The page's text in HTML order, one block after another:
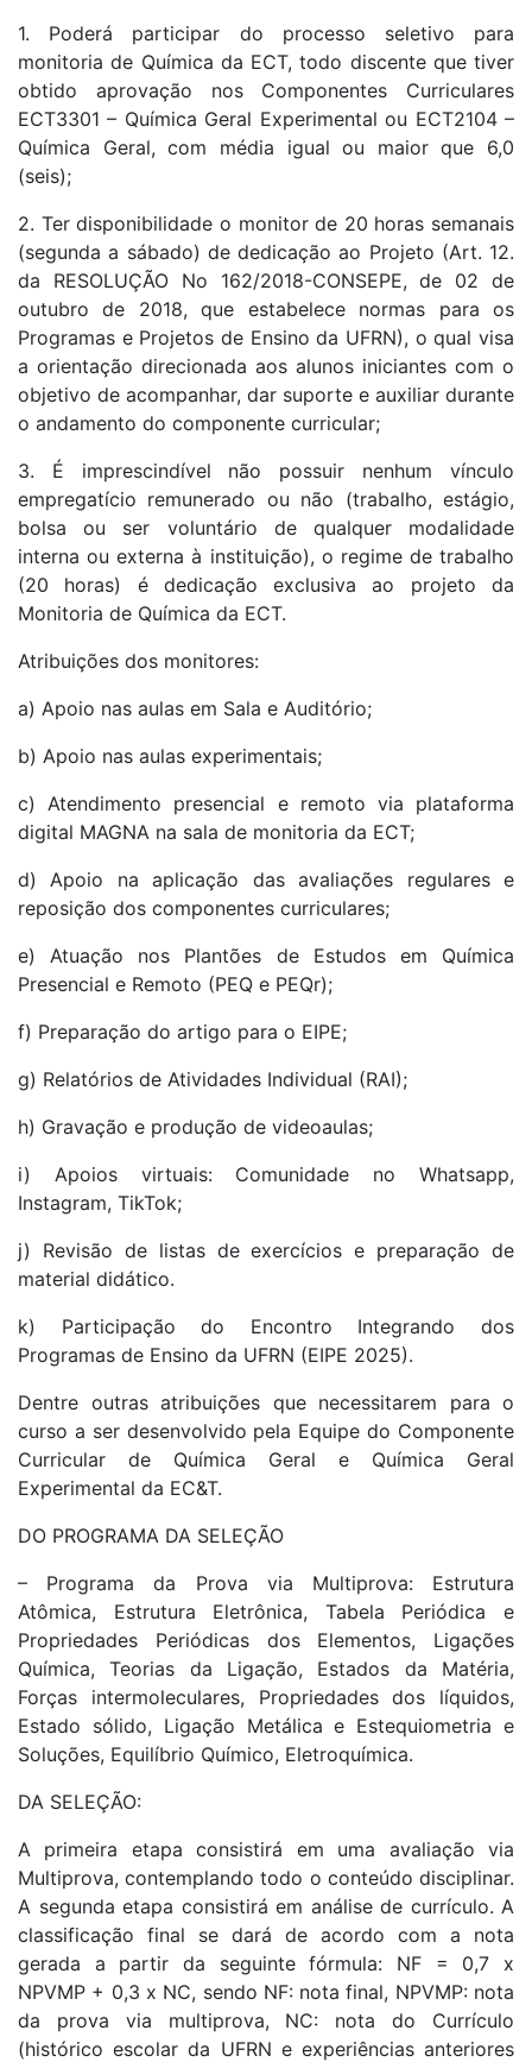
1. Poderá participar do processo seletivo para
monitoria de Química da ECT, todo discente que tiver
obtido aprovação nos Componentes Curriculares
ECT3301 – Química Geral Experimental ou ECT2104 –
Química Geral, com média igual ou maior que 6,0
(seis);
2. Ter disponibilidade o monitor de 20 horas semanais
(segunda a sábado) de dedicação ao Projeto (Art. 12.
da RESOLUÇÃO No 162/2018-CONSEPE, de 02 de
outubro de 2018, que estabelece normas para os
Programas e Projetos de Ensino da UFRN), o qual visa
a orientação direcionada aos alunos iniciantes com o
objetivo de acompanhar, dar suporte e auxiliar durante
o andamento do componente curricular;
3. É imprescindível não possuir nenhum vínculo
empregatício remunerado ou não (trabalho, estágio,
bolsa ou ser voluntário de qualquer modalidade
interna ou externa à instituição), o regime de trabalho
(20 horas) é dedicação exclusiva ao projeto da
Monitoria de Química da ECT.
Atribuições dos monitores:
a) Apoio nas aulas em Sala e Auditório;
b) Apoio nas aulas experimentais;
c) Atendimento presencial e remoto via plataforma
digital MAGNA na sala de monitoria da ECT;
d) Apoio na aplicação das avaliações regulares e
reposição dos componentes curriculares;
e) Atuação nos Plantões de Estudos em Química
Presencial e Remoto (PEQ e PEQr);
f) Preparação do artigo para o EIPE;
g) Relatórios de Atividades Individual (RAI);
h) Gravação e produção de videoaulas;
i) Apoios virtuais: Comunidade no Whatsapp,
Instagram, TikTok;
j) Revisão de listas de exercícios e preparação de
material didático.
k) Participação do Encontro Integrando dos
Programas de Ensino da UFRN (EIPE 2025).
Dentre outras atribuições que necessitarem para o
curso a ser desenvolvido pela Equipe do Componente
Curricular de Química Geral e Química Geral
Experimental da EC&T.
DO PROGRAMA DA SELEÇÃO
– Programa da Prova via Multiprova: Estrutura
Atômica, Estrutura Eletrônica, Tabela Periódica e
Propriedades Periódicas dos Elementos, Ligações
Química, Teorias da Ligação, Estados da Matéria,
Forças intermoleculares, Propriedades dos líquidos,
Estado sólido, Ligação Metálica e Estequiometria e
Soluções, Equilíbrio Químico, Eletroquímica.
DA SELEÇÃO:
A primeira etapa consistirá em uma avaliação via
Multiprova, contemplando todo o conteúdo disciplinar.
A segunda etapa consistirá em análise de currículo. A
classificação final se dará de acordo com a nota
gerada a partir da seguinte fórmula: NF = 0,7 x
NPVMP + 0,3 x NC, sendo NF: nota final, NPVMP: nota
da prova via multiprova, NC: nota do Currículo
(histórico escolar da UFRN e experiências anteriores